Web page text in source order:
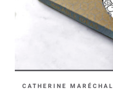
CATHERINE MARÉCHAL